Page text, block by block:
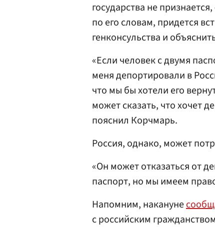
государства не
по его словам, придется
генконсульства и
«Если человек с двумя
меня депортировали в
что мы бы хотели его
может сказать, что хочет
пояснил Корчмарь.
Россия, однако, может
«Он может отказаться от
паспорт, но мы имеем
Напомним, накануне
с российским